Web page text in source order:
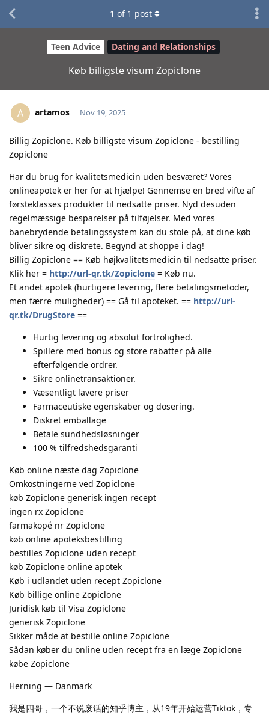
Teen Advice Dating and Relationships
Køb billigste visum Zopiclone
1 of 1 post
A artamos Nov 19, 2025
Billig Zopiclone. Køb billigste visum Zopiclone - bestilling
Zopiclone
Har du brug for kvalitetsmedicin uden besværet? Vores
onlineapotek er her for at hjælpe! Gennemse en bred vifte af
førsteklasses produkter til nedsatte priser. Nyd desuden
regelmæssige besparelser på tilføjelser. Med vores
banebrydende betalingssystem kan du stole på, at dine køb
bliver sikre og diskrete. Begynd at shoppe i dag!
Billig Zopiclone == Køb højkvalitetsmedicin til nedsatte priser.
Klik her = http://url-qr.tk/Zopiclone = Køb nu.
Et andet apotek (hurtigere levering, flere betalingsmetoder,
men færre muligheder) == Gå til apoteket. == http://url-
qr.tk/DrugStore ==
Hurtig levering og absolut fortrolighed.
Spillere med bonus og store rabatter på alle
efterfølgende ordrer.
Sikre onlinetransaktioner.
Væsentligt lavere priser
Farmaceutiske egenskaber og dosering.
Diskret emballage
Betale sundhedsløsninger
100 % tilfredshedsgaranti
Køb online næste dag Zopiclone
Omkostningerne ved Zopiclone
køb Zopiclone generisk ingen recept
ingen rx Zopiclone
farmakopé nr Zopiclone
køb online apoteksbestilling
bestilles Zopiclone uden recept
køb Zopiclone online apotek
Køb i udlandet uden recept Zopiclone
Køb billige online Zopiclone
Juridisk køb til Visa Zopiclone
generisk Zopiclone
Sikker måde at bestille online Zopiclone
Sådan køber du online uden recept fra en læge Zopiclone
købe Zopiclone
Herning — Danmark
我是四哥，一个不说废话的知乎博主，从19年开始运营Tiktok，专